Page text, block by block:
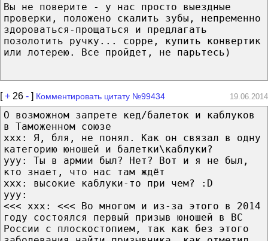
Вы не поверите - у нас просто выездные
проверки, положено скалить зубы, непременно
здороваться-прощаться и предлагать
позолотить ручку... сорре, купить конвертик
или лотерею. Все пройдет, не парьтесь)
[+ 26 - ] Комментировать цитату №99434 19.06.2014
О возможном запрете кед/балеток и каблуков
в Таможенном союзе
xxx: Я, бля, не понял. Как он связал в одну
категорию юношей и балетки\каблуки?
yyy: Ты в армии был? Нет? Вот и я не был,
кто знает, что нас там ждёт
xxx: высокие каблуки-то при чем? :D
yyy:
<<< xxx: <<< Во многом и из-за этого в 2014
году состоялся первый призыв юношей в ВС
России с плоскостопием, так как без этого